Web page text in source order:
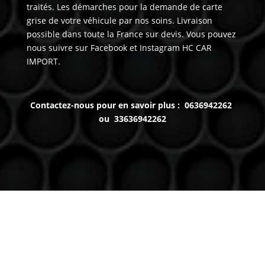
traités. Les démarches pour la demande de carte
grise de votre véhicule par nos soins. Livraison
possible dans toute la France sur devis. Vous pouvez
nous suivre sur Facebook et Instagram HC CAR
IMPORT.
Contactez-nous pour en savoir plus : 0636942262
ou 33636942262